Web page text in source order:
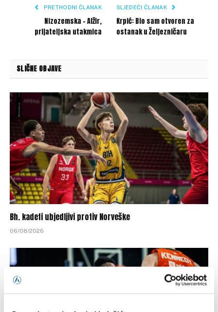
PRETHODNI ČLANAK
Nizozemska – Alžir,
prijateljska utakmica
SLJEDEĆI ČLANAK
Krpić: Bio sam otvoren za
ostanak u Željezničaru
SLIČNE OBJAVE
Bh. kadeti ubjedljivi protiv Norveške
06/08/2026